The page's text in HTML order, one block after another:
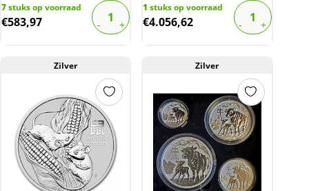
7stuks op voorraad
€583,97
1 stuks op voorraad
€4.056,62
Zilver Zilver